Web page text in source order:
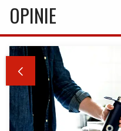
OPINIE
